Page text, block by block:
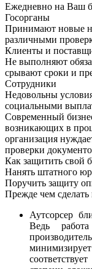
Ежедневно на Ваш
Госорганы
Принимают новые
различными
Клиенты и
Не выполняют
срывают сроки и
Сотрудники
Недовольны
социальными
Современный
возникающих в
организация
проверки
Как защитить свой
Нанять штатного
Поручить защиту
Прежде чем
Аутсорсер
Ведь